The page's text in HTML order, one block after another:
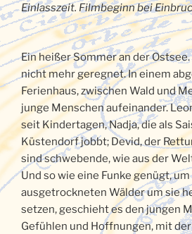
Einlasszeit. Filmbeginn bei
Ein heißer Sommer an der
nicht mehr geregnet. In einem
Ferienhaus, zwischen Wald und
junge Menschen aufeinander.
seit Kindertagen, Nadja, die als
Küstendorf jobbt; Devid, der
sind schwebende, wie aus der
Und so wie eine Funke genügt,
ausgetrockneten Wälder um sie
setzen, geschieht es den jungen
Gefühlen und Hoffnungen, mit der